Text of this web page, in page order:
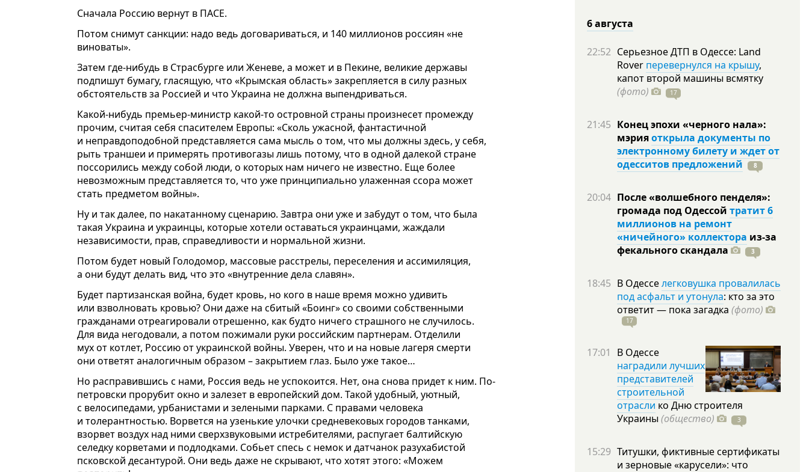
Сначала Россию вернут в ПАСЕ.
Потом снимут санкции: надо ведь договариваться, и 140 миллионов россиян «не
виноваты».
Затем где-нибудь в Страсбурге или Женеве, а может и в Пекине, великие державы
подпишут бумагу, гласящую, что «Крымская область» закрепляется в силу разных
обстоятельств за Россией и что Украина не должна выпендриваться.
Какой-нибудь премьер-министр какой-то островной страны произнесет промежду
прочим, считая себя спасителем Европы: «Сколь ужасной, фантастичной
и неправдоподобной представляется сама мысль о том, что мы должны здесь, у себя,
рыть траншеи и примерять противогазы лишь потому, что в одной далекой стране
поссорились между собой люди, о которых нам ничего не известно. Еще более
невозможным представляется то, что уже принципиально улаженная ссора может
стать предметом войны».
Ну и так далее, по накатанному сценарию. Завтра они уже и забудут о том, что была
такая Украина и украинцы, которые хотели оставаться украинцами, жаждали
независимости, прав, справедливости и нормальной жизни.
Потом будет новый Голодомор, массовые расстрелы, переселения и ассимиляция,
а они будут делать вид, что это «внутренние дела славян».
Будет партизанская война, будет кровь, но кого в наше время можно удивить
или взволновать кровью? Они даже на сбитый «Боинг» со своими собственными
гражданами отреагировали отрешенно, как будто ничего страшного не случилось.
Для вида негодовали, а потом пожимали руки российским партнерам. Отделили
мух от котлет, Россию от украинской войны. Уверен, что и на новые лагеря смерти
они ответят аналогичным образом – закрытием глаз. Было уже такое…
Но расправившись с нами, Россия ведь не успокоится. Нет, она снова придет к ним. По-
петровски прорубит окно и залезет в европейский дом. Такой удобный, уютный,
с велосипедами, урбанистами и зелеными парками. С правами человека
и толерантностью. Ворвется на узенькие улочки средневековых городов танками,
взорвет воздух над ними сверхзвуковыми истребителями, распугает балтийскую
селедку корветами и подлодками. Собьет спесь с немок и датчанок разухабистой
псковской десантурой. Они ведь даже не скрывают, что хотят этого: «Можем
6 августа
22:52 Серьезное ДТП в Одессе: Land
Rover перевернулся на крышу,
капот второй машины всмятку
(фото)
17
21:45 Конец эпохи «черного нала»:
мэрияоткрыла документы по
электронному билету и ждет от
одесситов предложений
8
20:04 После «волшебного пенделя»:
громада под Одессой тратит 6
миллионов на ремонт
«ничейного» коллектора из-за
фекального скандала
3
18:45 В Одесселегковушка провалилась
под асфальт и утонула: кто за это
ответит — пока загадка (фото)
17
17:01
В Одессе
наградили лучших
представителей
строительной
отрасли ко Дню строителя
Украины (общество) 3
15:29 Титушки, фиктивные сертификаты
и зерновые «карусели»: что